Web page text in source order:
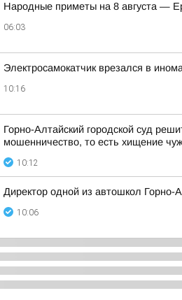
Hapoдныe пpимeты нa 8 aвгуcтa —
06:03
Электросамокатчик врезался в
10:16
Горно-Алтайский городской суд
мошенничество, то есть хищение
10:12
Директор одной из автошкол Горно-
10:06